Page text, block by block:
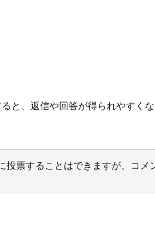
と、返信や回答が得られやすく
票することはできますが、コメ